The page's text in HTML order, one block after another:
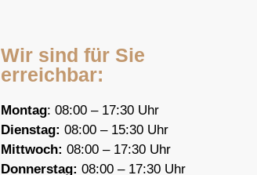
Wir sind für Sie
erreichbar:
Montag: 08:00 – 17:30 Uhr
Dienstag: 08:00 – 15:30 Uhr
Mittwoch: 08:00 – 17:30 Uhr
Donnerstag: 08:00 – 17:30 Uhr